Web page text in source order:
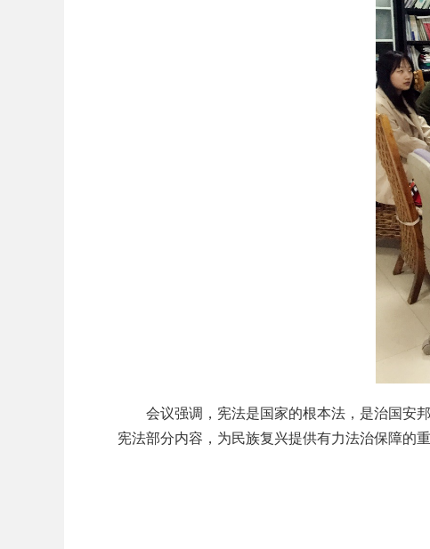
会议强调，宪法是国家的根本法，是治国安邦
宪法部分内容，为民族复兴提供有力法治保障的